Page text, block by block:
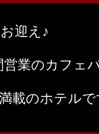
迎え♪
業のカフェ
載のホテルで